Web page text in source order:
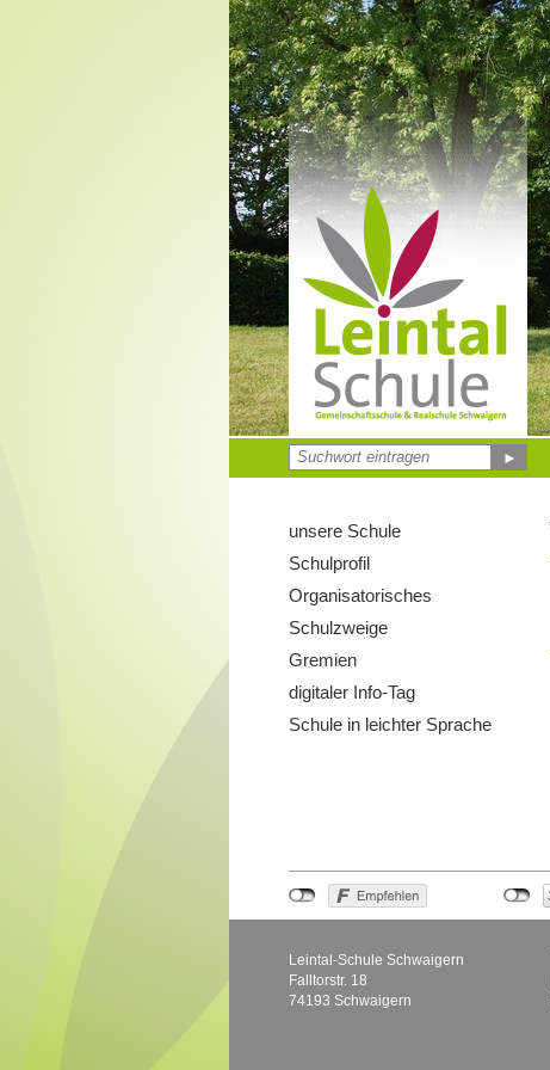
►
unsere Schule
Schulprofil
Organisatorisches
Schulzweige
Gremien
digitaler Info-Tag
Schule in leichter Sprache
Leintal-Schule Schwaigern
Falltorstr. 18
74193 Schwaigern